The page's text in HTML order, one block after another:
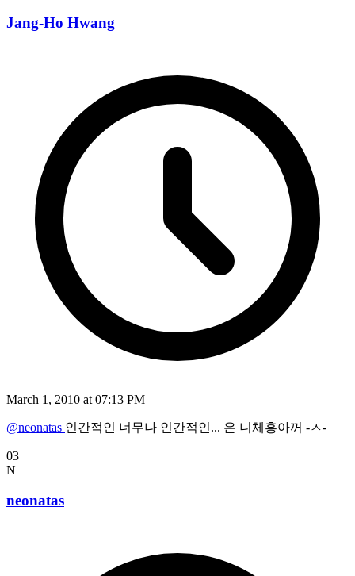
Jang-Ho Hwang
March 1, 2010 at 07:13 PM
@neonatas 인간적인 너무나 인간적인... 은 니체횽아꺼 -ㅅ-
03
N
neonatas